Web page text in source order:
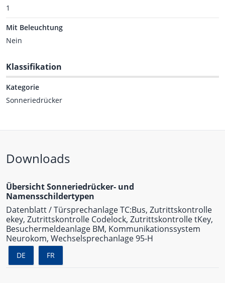
1
Mit Beleuchtung
Nein
Klassifikation
Kategorie
Sonneriedrücker
Downloads
Übersicht Sonneriedrücker- und
Namensschildertypen
Datenblatt / Türsprechanlage TC:Bus, Zutrittskontrolle
ekey, Zutrittskontrolle Codelock, Zutrittskontrolle tKey,
Besuchermeldeanlage BM, Kommunikationssystem
Neurokom, Wechselsprechanlage 95-H
DE FR